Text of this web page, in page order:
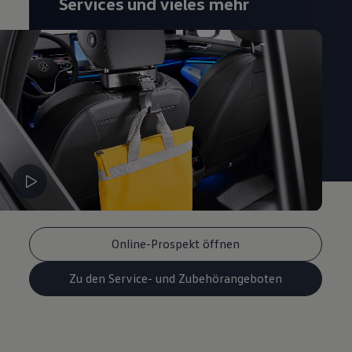
Magazin
Lifestyle
Transport
Familie
Elektromobilität
Volkswagen R
Pannen- und Unfallhilfe
Volkswagen Kundenbetreuung
Online-Prospekt öffnen
Zu den Service- und Zubehörangeboten